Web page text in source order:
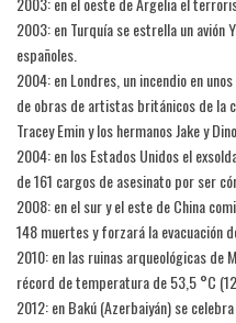
2003: en Turquía se estrella un avión
españoles.
2004: en Londres, un incendio en
de obras de artistas británicos de la
Tracey Emin y los hermanos Jake y
2004: en los Estados Unidos el
de 161 cargos de asesinato por ser
2008: en el sur y el este de China
148 muertes y forzará la evacuación
2010: en las ruinas arqueológicas de
récord de temperatura de 53,5 °C
2012: en Bakú (Azerbaiyán) se